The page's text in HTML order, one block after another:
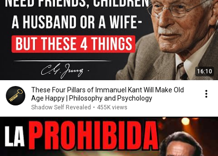
16:10
These Four Pillars of Immanuel Kant Will Make Old
Age Happy | Philosophy and Psychology
Shadow Self Revealed • 455K views